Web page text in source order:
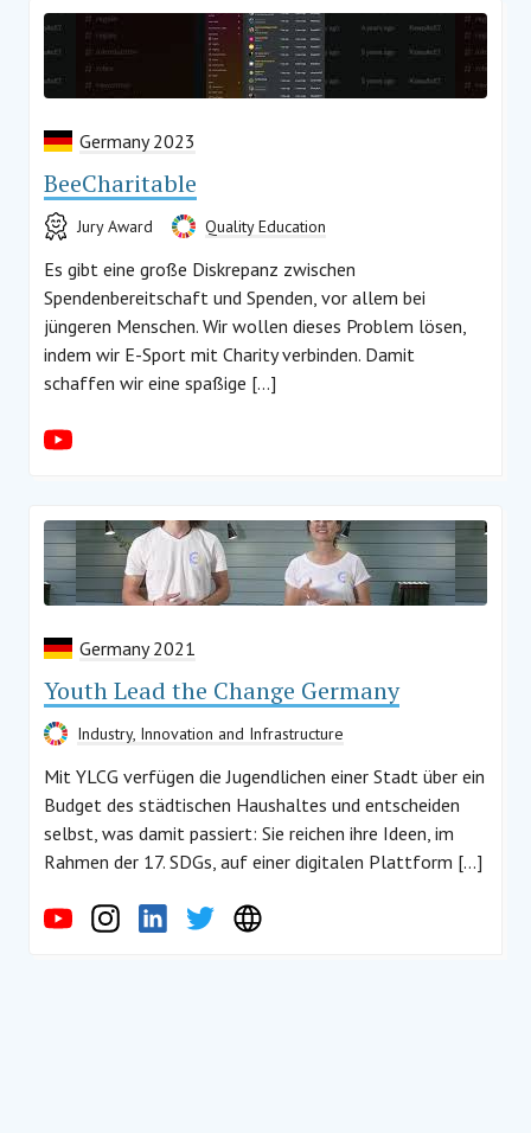
Germany 2023
BeeCharitable
Jury Award Quality Education
Es gibt eine große Diskrepanz zwischen
Spendenbereitschaft und Spenden, vor allem bei
jüngeren Menschen. Wir wollen dieses Problem lösen,
indem wir E-Sport mit Charity verbinden. Damit
schaffen wir eine spaßige […]
Germany 2021
Youth Lead the Change Germany
Industry, Innovation and Infrastructure
Mit YLCG verfügen die Jugendlichen einer Stadt über ein
Budget des städtischen Haushaltes und entscheiden
selbst, was damit passiert: Sie reichen ihre Ideen, im
Rahmen der 17. SDGs, auf einer digitalen Plattform […]